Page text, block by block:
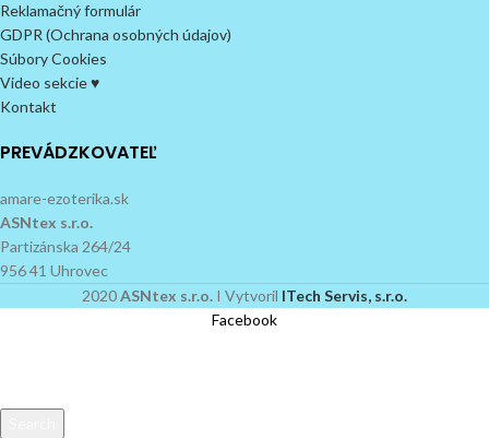
Reklamačný formulár
GDPR (Ochrana osobných údajov)
Súbory Cookies
Video sekcie ♥
Kontakt
PREVÁDZKOVATEĽ
amare-ezoterika.sk
ASNtex s.r.o.
Partizánska 264/24
956 41 Uhrovec
2020ASNtex s.r.o. I Vytvoril ITech Servis, s.r.o.
Facebook